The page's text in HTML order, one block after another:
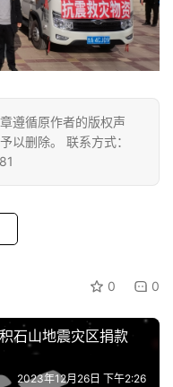
遵循原作者的版权声
以删除。 联系方式：
0 0
石山地震灾区捐款
2023年12月26日 下午2:26